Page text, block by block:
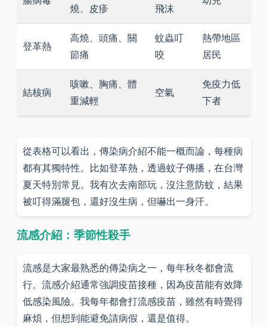
燒、皮疹
飛沫
登革熱
高燒、頭痛、關
節痛
蚊蟲叮
咬
熱帶地區
居民
結核病
咳嗽、胸痛、體
重減輕
空氣
免疫力低
下者
從表格可以看出，傳染病介紹不能一概而論，每種病
都有其獨特性。比如登革熱，透過蚊子傳播，在台灣
夏天特別常見。我有次去南部玩，沒注意防蚊，結果
被叮得滿腿包，還好沒生病，但嚇出一身汗。
流感介紹：季節性殺手
流感是大家最熟悉的傳染病之一，每年秋冬都會流
行。流感介紹通常強調疫苗接種，因為疫苗能有效降
低感染風險。我每年都會打流感疫苗，雖然有時覺得
麻煩，但想到能避免請病假，還是值得。